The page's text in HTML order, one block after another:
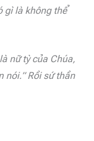
gì là không thể
nữ tỳ của Chúa,
nói.” Rồi sứ thần